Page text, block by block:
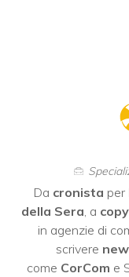
Da cronista per
della Sera , a
in agenzie di
scrivere
come CorCom e